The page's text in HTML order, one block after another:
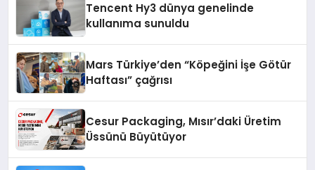
Tencent Hy3 dünya genelinde
kullanıma sunuldu
Mars Türkiye’den “Köpeğini İşe Götür
Haftası” çağrısı
Cesur Packaging, Mısır’daki Üretim
Üssünü Büyütüyor